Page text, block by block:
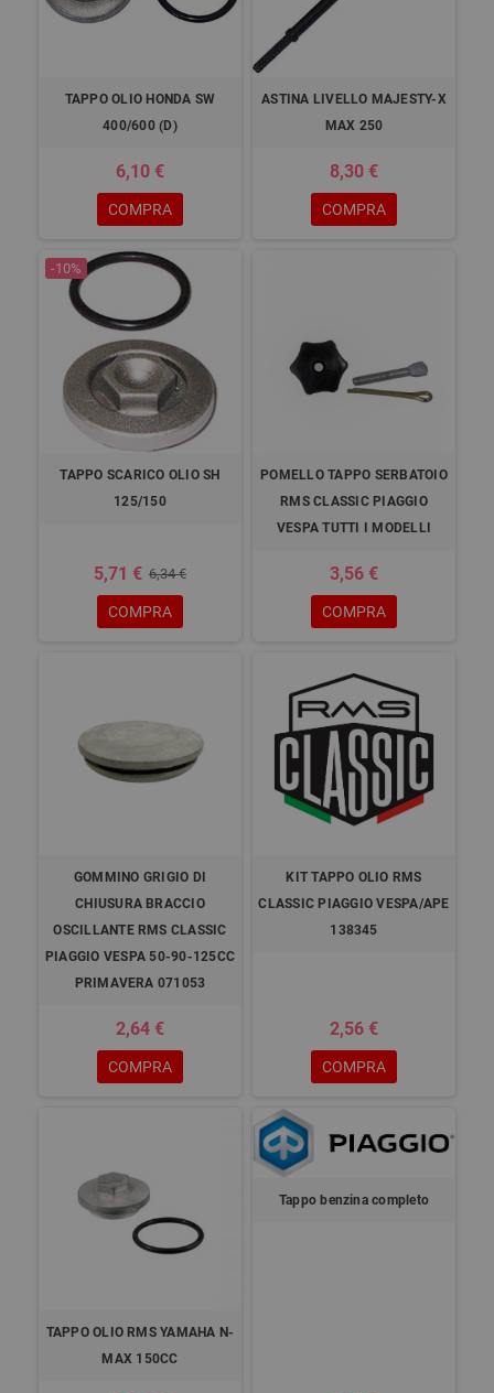
TAPPO OLIO HONDA SW
400/600 (D)
6,10 €
COMPRA
ASTINA LIVELLO MAJESTY-X
MAX 250
8,30 €
COMPRA
-10%
TAPPO SCARICO OLIO SH
125/150
5,71 € 6,34 €
COMPRA
POMELLO TAPPO SERBATOIO
RMS CLASSIC PIAGGIO
VESPA TUTTI I MODELLI
3,56 €
COMPRA
GOMMINO GRIGIO DI
CHIUSURA BRACCIO
OSCILLANTE RMS CLASSIC
PIAGGIO VESPA 50-90-125CC
PRIMAVERA 071053
2,64 €
COMPRA
KIT TAPPO OLIO RMS
CLASSIC PIAGGIO VESPA/APE
138345
2,56 €
COMPRA
TAPPO OLIO RMS YAMAHA N-
MAX 150CC
Tappo benzina completo